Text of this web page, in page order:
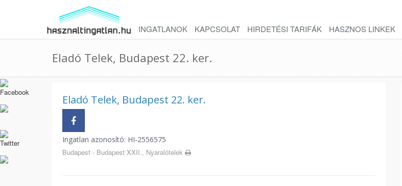
INGATLANOK KAPCSOLAT HIRDETÉSI TARIFÁK HASZNOS LINKEK
Eladó Telek, Budapest 22. ker.
Eladó Telek, Budapest 22. ker.
Ingatlan azonosító: HI-2556575
Budapest - Budapest XXII., Nyaralótelek